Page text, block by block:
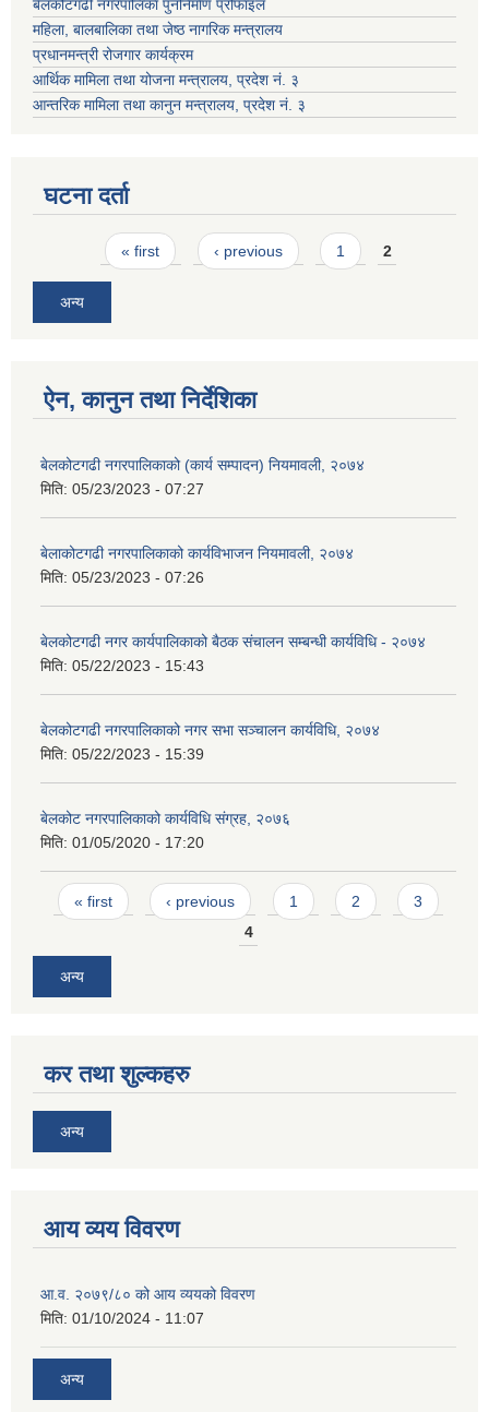
बेलकोटगढी नगरपालिका पुनर्निर्माण प्रोफाइल
महिला, बालबालिका तथा जेष्ठ नागरिक मन्त्रालय
प्रधानमन्त्री रोजगार कार्यक्रम
आर्थिक मामिला तथा योजना मन्त्रालय, प्रदेश नं. ३
आन्तरिक मामिला तथा कानुन मन्त्रालय, प्रदेश नं. ३
घटना दर्ता
Pages« first ‹ previous 1 2
अन्य
ऐन, कानुन तथा निर्देशिका
बेलकोटगढी नगरपालिकाको (कार्य सम्पादन) नियमावली, २०७४
मिति: 05/23/2023 - 07:27
बेलाकोटगढी नगरपालिकाको कार्यविभाजन नियमावली, २०७४
मिति: 05/23/2023 - 07:26
बेलकोटगढी नगर कार्यपालिकाको बैठक संचालन सम्बन्धी कार्यविधि - २०७४
मिति: 05/22/2023 - 15:43
बेलकोटगढी नगरपालिकाको नगर सभा सञ्चालन कार्यविधि, २०७४
मिति: 05/22/2023 - 15:39
बेलकोट नगरपालिकाको कार्यविधि संग्रह, २०७६
मिति: 01/05/2020 - 17:20
Pages
« first ‹ previous 1 2
3
4
अन्य
कर तथा शुल्कहरु
अन्य
आय व्यय विवरण
आ.व. २०७९/८० को आय व्ययको विवरण
मिति: 01/10/2024 - 11:07
अन्य